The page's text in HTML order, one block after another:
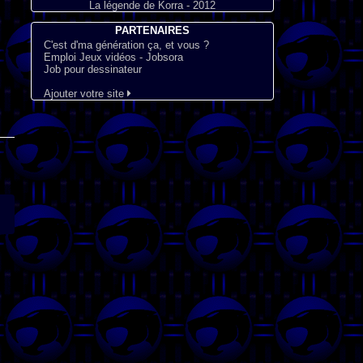
La légende de Korra - 2012
PARTENAIRES
C'est d'ma génération ça, et vous ?
Emploi Jeux vidéos - Jobsora
Job pour dessinateur
Ajouter votre site